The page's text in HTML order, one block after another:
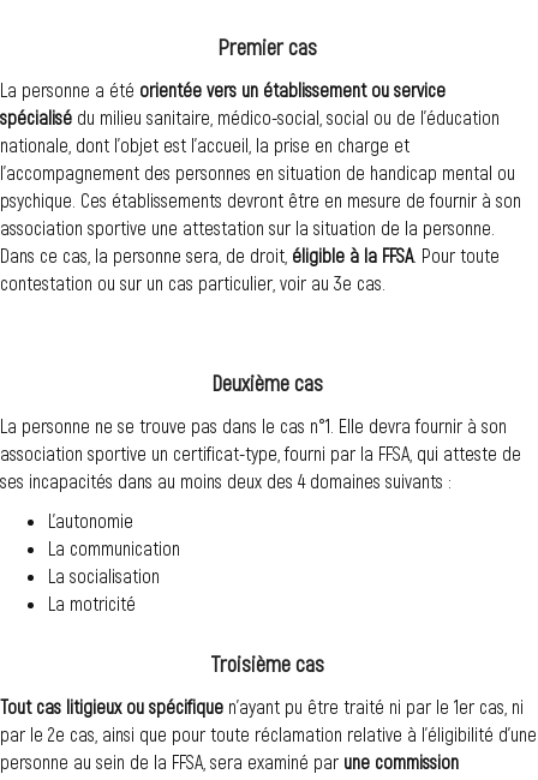
Premier cas
La personne a été orientée vers un établissement ou service
spécialisé du milieu sanitaire, médico-social, social ou de l’éducation
nationale, dont l’objet est l’accueil, la prise en charge et
l’accompagnement des personnes en situation de handicap mental ou
psychique. Ces établissements devront être en mesure de fournir à son
association sportive une attestation sur la situation de la personne.
Dans ce cas, la personne sera, de droit, éligible à la FFSA. Pour toute
contestation ou sur un cas particulier, voir au 3e cas.
Deuxième cas
La personne ne se trouve pas dans le cas n°1. Elle devra fournir à son
association sportive un certificat-type, fourni par la FFSA, qui atteste de
ses incapacités dans au moins deux des 4 domaines suivants :
L'autonomie
La communication
La socialisation
La motricité
Troisième cas
Tout cas litigieux ou spécifique n’ayant pu être traité ni par le 1er cas, ni
par le 2e cas, ainsi que pour toute réclamation relative à l’éligibilité d’une
personne au sein de la FFSA, sera examiné par une commission